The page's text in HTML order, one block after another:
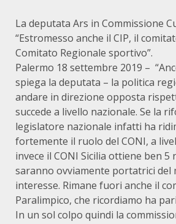
La deputata Ars in Commissione
“Estromesso anche il CIP, il
Comitato Regionale sportivo”.
Palermo 18 settembre 2019 –
spiega la deputata – la politica
andare in direzione opposta
succede a livello nazionale. Se la
legislatore nazionale infatti ha
fortemente il ruolo del CONI, a
invece il CONI Sicilia ottiene ben 5
saranno ovviamente portatrici del
interesse. Rimane fuori anche il
Paralimpico, che ricordiamo ha
In un sol colpo quindi la